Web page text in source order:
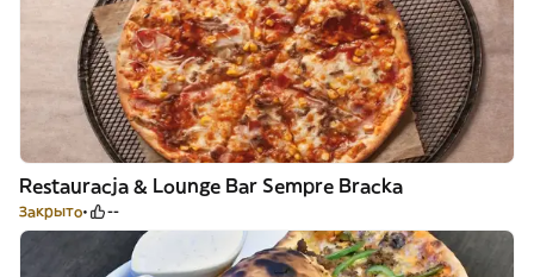
Restauracja & Lounge Bar Sempre Bracka
Закрыто --